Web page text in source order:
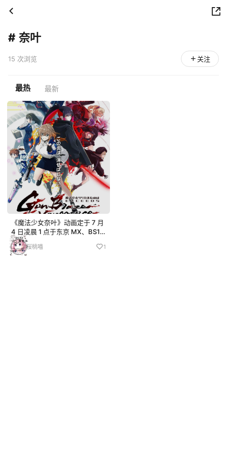
# 奈叶
15 次浏览 关注
最热 最新
《魔法少女奈叶》动画定于 7 月
4 日凌晨 1 点于东京 MX、BS11
开播
桜桃喵 1